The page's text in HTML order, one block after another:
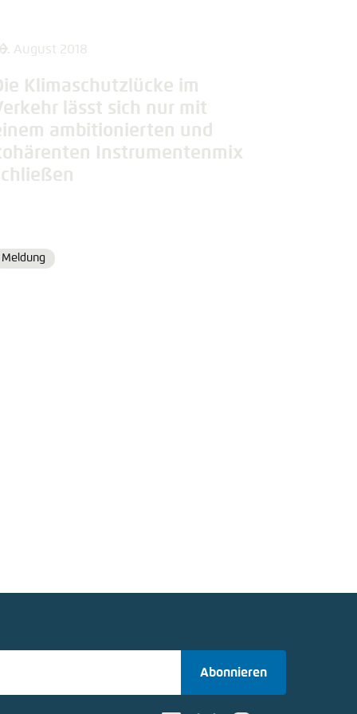
August 2018
Klimaschutzlücke im
lässt sich nur mit
ambitionierten und
Instrumentenmix
Format
Meldung
Abonnieren